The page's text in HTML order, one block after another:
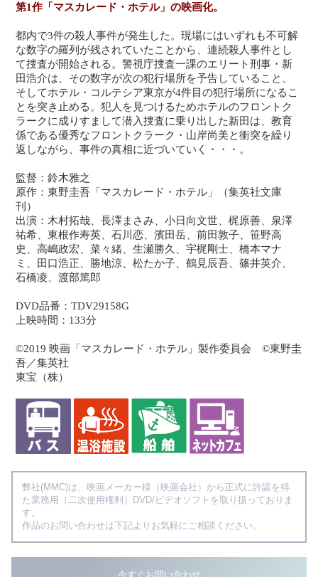
第1作「マスカレード・ホテル」の映画化。
都内で3件の殺人事件が発生した。現場にはいずれも不可解
な数字の羅列が残されていたことから、連続殺人事件とし
て捜査が開始される。警視庁捜査一課のエリート刑事・新
田浩介は、その数字が次の犯行場所を予告していること、
そしてホテル・コルテシア東京が4件目の犯行場所になるこ
とを突き止める。犯人を見つけるためホテルのフロントク
ラークに成りすまして潜入捜査に乗り出した新田は、教育
係である優秀なフロントクラーク・山岸尚美と衝突を繰り
返しながら、事件の真相に近づいていく・・・。
監督：鈴木雅之
原作：東野圭吾「マスカレード・ホテル」（集英社文庫
刊）
出演：木村拓哉、長澤まさみ、小日向文世、梶原善、泉澤
祐希、東根作寿英、石川恋、濱田岳、前田敦子、笹野高
史、高嶋政宏、菜々緒、生瀬勝久、宇梶剛士、橋本マナ
ミ、田口浩正、勝地涼、松たか子、鶴見辰吾、篠井英介、
石橋凌、渡部篤郎
DVD品番：TDV29158G
上映時間：133分
©2019 映画「マスカレード・ホテル」製作委員会 ©東野圭
吾／集英社
東宝（株）
弊社(MMC)は、映画メーカー様（映画会社）から正式に許諾を得
た業務用（二次使用権利）DVD/ビデオソフトを取り扱っておりま
す。
作品のお問い合わせは下記よりお気軽にご相談ください。